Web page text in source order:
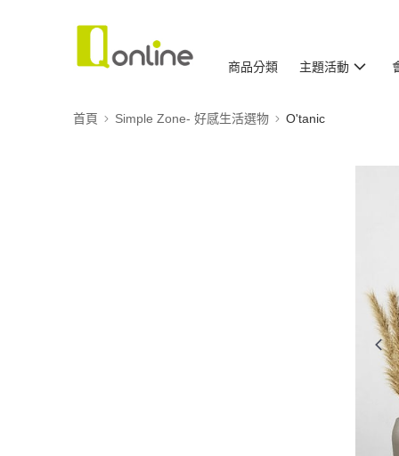
商品分類 主題活動
首頁 Simple Zone- 好感生活選物 O'tanic